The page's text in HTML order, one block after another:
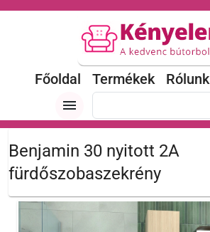
Főoldal Termékek Rólunk
menu
Benjamin 30 nyitott 2A
fürdőszobaszekrény